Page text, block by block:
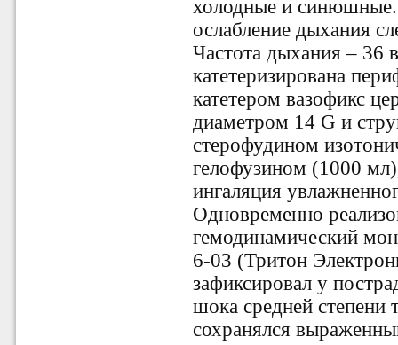
холодные и синюшные.
ослабление дыхания
Частота дыхания – 36
катетеризирована
катетеромвазофикс
диаметром 14 G и
стерофудином
гелофузином (1000
ингаляция
Одновременно
гемодинамический
6-03 (Тритон
зафиксировал у
шока средней степени
сохранялся